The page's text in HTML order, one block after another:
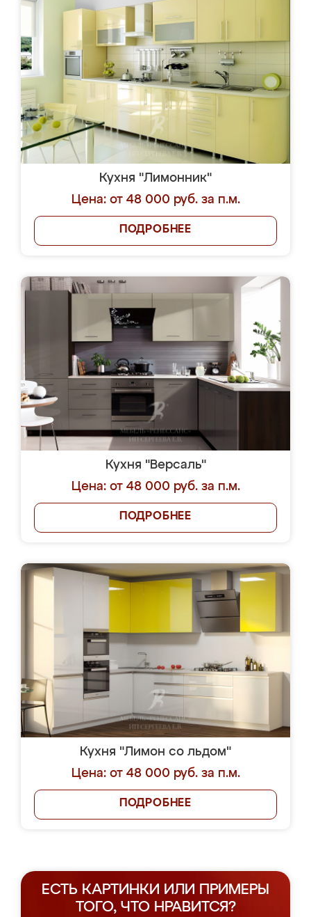
Кухня "Лимонник"
Цена: от 48 000 руб. за п.м.
ПОДРОБНЕЕ
Кухня "Версаль"
Цена: от 48 000 руб. за п.м.
ПОДРОБНЕЕ
Кухня "Лимон со льдом"
Цена: от 48 000 руб. за п.м.
ПОДРОБНЕЕ
ЕСТЬ КАРТИНКИ ИЛИ ПРИМЕРЫ
ТОГО, ЧТО НРАВИТСЯ?